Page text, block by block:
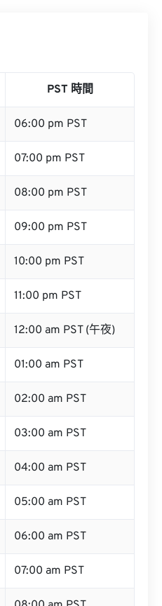
PST 時間
06:00 pm PST
07:00 pm PST
08:00 pm PST
09:00 pm PST
10:00 pm PST
11:00 pm PST
12:00 am PST (午夜)
01:00 am PST
02:00 am PST
03:00 am PST
04:00 am PST
05:00 am PST
06:00 am PST
07:00 am PST